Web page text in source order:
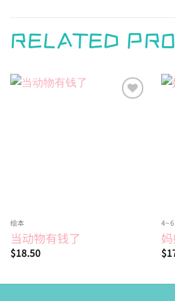
RELATED
绘本
当动物有钱了
$18.50
4~6
$